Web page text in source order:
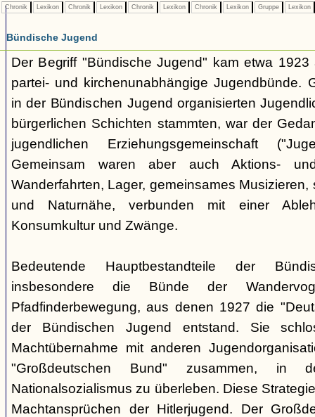
Chronik Lexikon Chronik Lexikon Chronik Lexikon Chronik Lexikon Gruppe Lexikon
Bündische Jugend
Der Begriff "Bündische Jugend" kam etwa
partei- und kirchenunabhängige Jugendbünde.
in der Bündischen Jugend organisierten
bürgerlichen Schichten stammten, war der
jugendlichen Erziehungsgemeinschaft
Gemeinsam waren aber auch Aktions-
Wanderfahrten, Lager, gemeinsames
und Naturnähe, verbunden mit einer
Konsumkultur und Zwänge.
Bedeutende Hauptbestandteile der
insbesondere die Bünde der
Pfadfinderbewegung, aus denen 1927 die
der Bündischen Jugend entstand. Sie
Machtübernahme mit anderen
"Großdeutschen Bund" zusammen,
Nationalsozialismus zu überleben. Diese
Machtansprüchen der Hitlerjugend. Der